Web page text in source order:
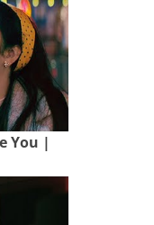
You |